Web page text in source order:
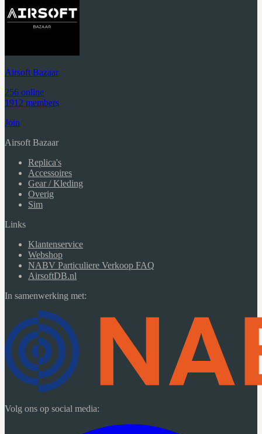
Airsoft Bazaar
256 online
1912 members
Join
Airsoft Bazaar
Replica's
Accessoires
Gear / Kleding
Overig
Sim
Links
Klantenservice
Webshop
NABV Particuliere Verkoop FAQ
AirsoftDB.nl
In samenwerking met:
Volg ons op social media: